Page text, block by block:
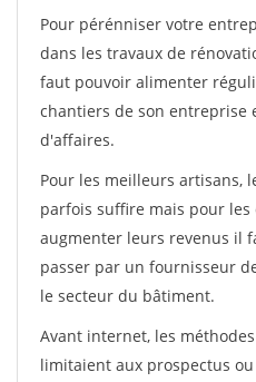
Pour pérénniser votre
dans les travaux de
faut pouvoir alimenter
chantiers de son entreprise
d'affaires.
Pour les meilleurs artisans,
parfois suffire mais pour
augmenter leurs revenus il
passer par un fournisseur
le secteur du bâtiment.
Avant internet, les
limitaient aux prospectus